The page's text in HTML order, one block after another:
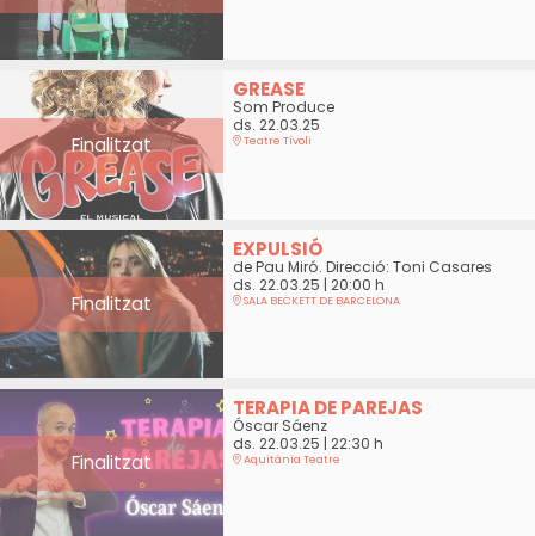
Finalitzat
GREASE
Som Produce
ds. 22.03.25
Teatre Tívoli
Finalitzat
EXPULSIÓ
de Pau Miró. Direcció: Toni Casares
ds. 22.03.25 | 20:00 h
SALA BECKETT DE BARCELONA
Finalitzat
TERAPIA DE PAREJAS
Óscar Sáenz
ds. 22.03.25 | 22:30 h
Aquitània Teatre